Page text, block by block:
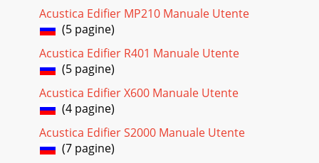
Acustica Edifier MP210 Manuale Utente
(5 pagine)
Acustica Edifier R401 Manuale Utente
(5 pagine)
Acustica Edifier X600 Manuale Utente
(4 pagine)
Acustica Edifier S2000 Manuale Utente
(7 pagine)